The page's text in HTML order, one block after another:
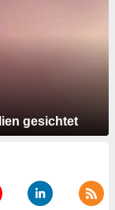
gesichtet